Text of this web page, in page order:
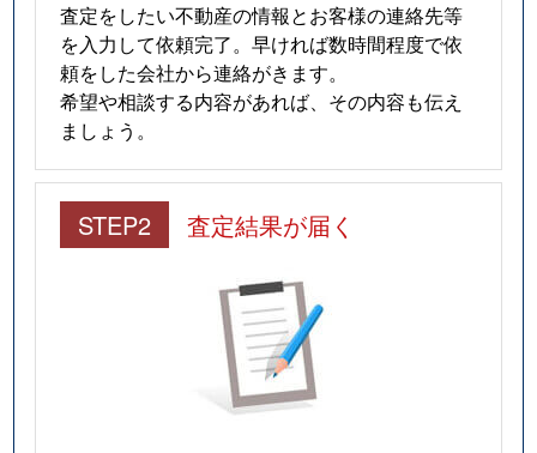
査定をしたい不動産の情報とお客様の連絡先等
を入力して依頼完了。早ければ数時間程度で依
頼をした会社から連絡がきます。
希望や相談する内容があれば、その内容も伝え
ましょう。
STEP2 査定結果が届く